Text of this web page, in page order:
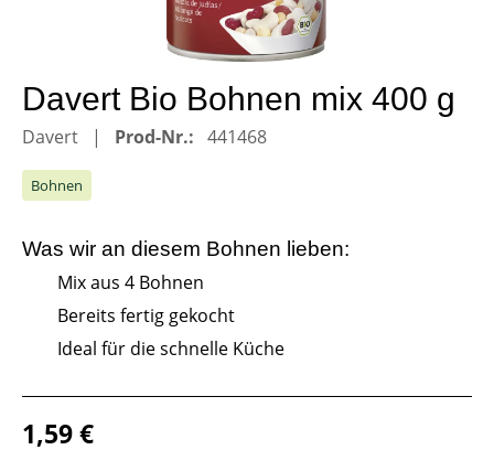
Davert Bio Bohnen mix 400 g
Davert Prod-Nr.: 441468
Bohnen
Was wir an diesem Bohnen lieben:
Mix aus 4 Bohnen
Bereits fertig gekocht
Ideal für die schnelle Küche
Regulärer Preis:
1,59 €